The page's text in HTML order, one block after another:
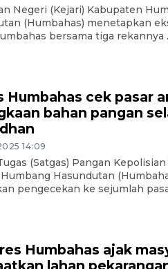
Negeri (Kejari) Kabupaten
(Humbahas) menetapkan
bersama tiga rekannya
Humbahas cek pasar
bahan pangan
14:09
(Satgas) Pangan
Hasundutan
pengecekan ke sejumlah
Humbahas ajak